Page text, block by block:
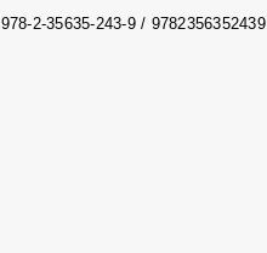
978-2-35635-243-9 / 9782356352439